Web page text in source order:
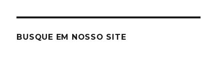
BUSQUE EM NOSSO SITE